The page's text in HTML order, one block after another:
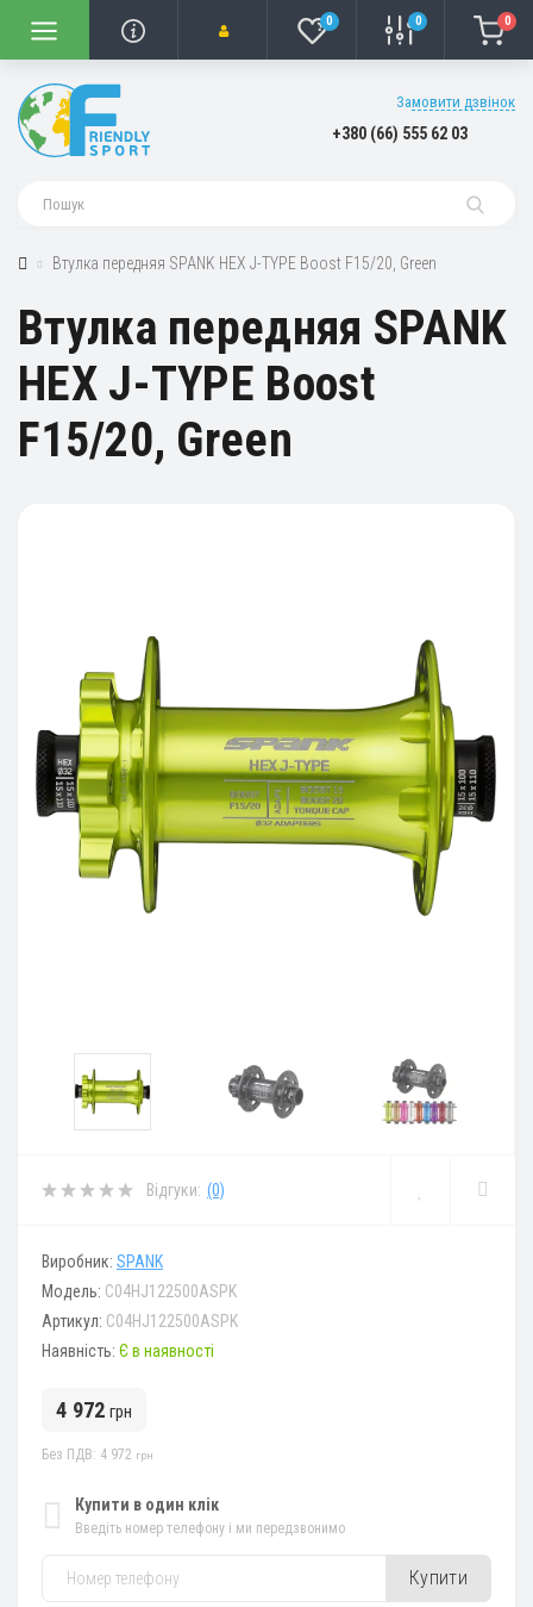
0 0 0
Замовити дзвінок
+380 (66) 555 62 03
Втулка передняя SPANK HEX J-TYPE Boost F15/20, Green
Втулка передняя SPANK
HEX J-TYPE Boost
F15/20, Green
Відгуки: (0)
Виробник: SPANK
Модель: C04HJ122500ASPK
Артикул: C04HJ122500ASPK
Наявність: Є в наявності
4 972 грн
Без ПДВ: 4 972 грн
Купити в один клік
Введіть номер телефону і ми передзвонимо
Купити